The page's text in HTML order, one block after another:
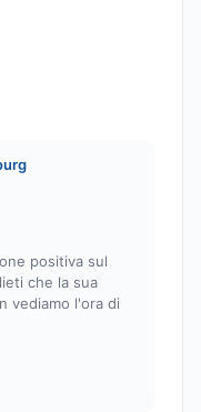
positiva sul
che la sua
vediamo l'ora di